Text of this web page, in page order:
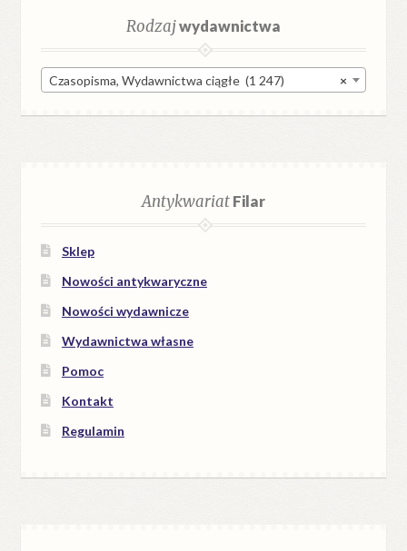
Rodzajwydawnictwa
×
Czasopisma, Wydawnictwa ciągłe (1 247)
AntykwariatFilar
Sklep
Nowości antykwaryczne
Nowości wydawnicze
Wydawnictwa własne
Pomoc
Kontakt
Regulamin